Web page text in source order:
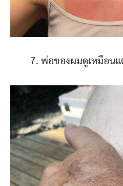
7. พ่อของผมดูเหมือน